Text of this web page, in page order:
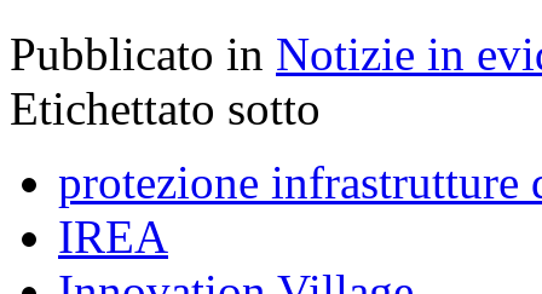
Pubblicato in Notizie in
Etichettato sotto
protezione infrastrutture
IREA